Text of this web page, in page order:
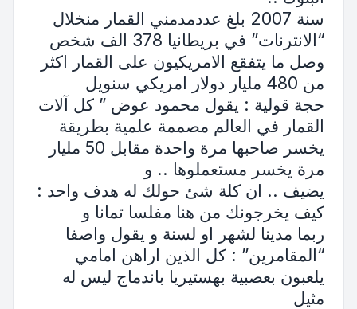
سنة 2007 بلغ عددمدمني القمار منخلال
“الانترنات” في بريطانيا 378 الف شخص
وصل ما يتفقع الامريكيون على القمار اكثر
من 480 مليار دولار امريكي سنويل
حجة قولية : يقول محمود عوض ” كل آلات
القمار في العالم مصممة علمية بطريقة
يخسر صاحبها مرة واحدة مقابل 50 مليار
مرة يخسر مستعملوها .. و
يضيف .. ان كلة شئ حولك له هدف واحد :
كيف يخرجونك من هنا مفلسا تمانا و
ربما مدينا لشهر او لسنة و يقول واصفا
“المقامرين” : كل الذين اراهن امامي
يلعبون بعصبية بهستيريا باندماج ليس له
مثيل